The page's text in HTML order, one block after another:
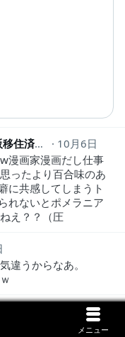
メニュー
きりやん＠ケータイの人 大阪移住済 kiriyankeitai
10月6日
漫画家漫画だし仕事
ったより百合味のあ
に共感してしまうト
れないとポメラニア
え？？（圧
違うからなあ。